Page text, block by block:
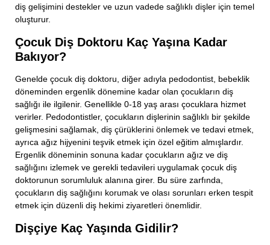
diş gelişimini destekler ve uzun vadede sağlıklı dişler için temel
oluşturur.
Çocuk Diş Doktoru Kaç Yaşına Kadar
Bakıyor?
Genelde çocuk diş doktoru, diğer adıyla pedodontist, bebeklik
döneminden ergenlik dönemine kadar olan çocukların diş
sağlığı ile ilgilenir. Genellikle 0-18 yaş arası çocuklara hizmet
verirler. Pedodontistler, çocukların dişlerinin sağlıklı bir şekilde
gelişmesini sağlamak, diş çürüklerini önlemek ve tedavi etmek,
ayrıca ağız hijyenini teşvik etmek için özel eğitim almışlardır.
Ergenlik döneminin sonuna kadar çocukların ağız ve diş
sağlığını izlemek ve gerekli tedavileri uygulamak çocuk diş
doktorunun sorumluluk alanına girer. Bu süre zarfında,
çocukların diş sağlığını korumak ve olası sorunları erken tespit
etmek için düzenli diş hekimi ziyaretleri önemlidir.
Dişçiye Kaç Yaşında Gidilir?